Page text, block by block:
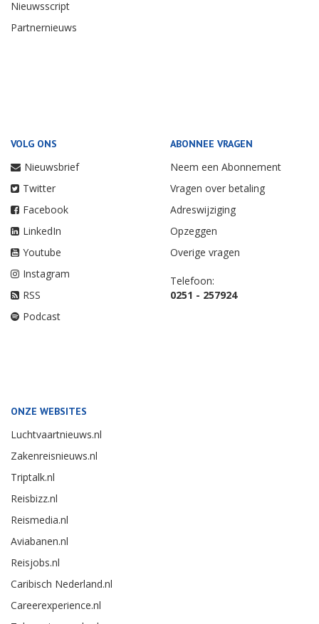
Nieuwsscript
Partnernieuws
VOLG ONS
Nieuwsbrief
Twitter
Facebook
LinkedIn
Youtube
Instagram
RSS
Podcast
ABONNEE VRAGEN
Neem een Abonnement
Vragen over betaling
Adreswijziging
Opzeggen
Overige vragen
Telefoon:
0251 - 257924
ONZE WEBSITES
Luchtvaartnieuws.nl
Zakenreisnieuws.nl
Triptalk.nl
Reisbizz.nl
Reismedia.nl
Aviabanen.nl
Reisjobs.nl
Caribisch Nederland.nl
Careerexperience.nl